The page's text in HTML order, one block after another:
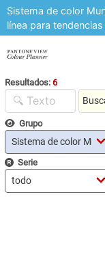
Sistema de color
línea para
color, herramientas
y análisis
Resultados: 6
Grupo
Serie